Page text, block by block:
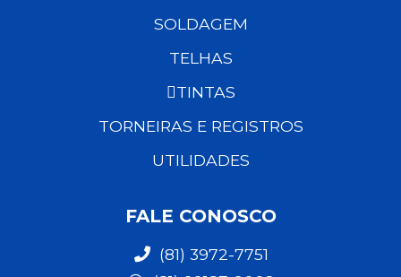
SOLDAGEM
TELHAS
TINTAS
TORNEIRAS E REGISTROS
UTILIDADES
FALE CONOSCO
(81) 3972-7751